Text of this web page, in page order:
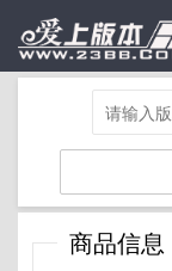
商品信息